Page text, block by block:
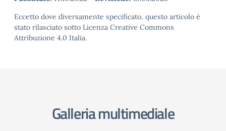
Eccetto dove diversamente specificato, questo articolo è
stato rilasciato sotto Licenza Creative Commons
Attribuzione 4.0 Italia.
Galleria multimediale